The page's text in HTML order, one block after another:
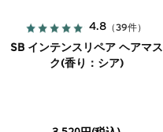
4.8 （39件）
SB インテンスリペア ヘアマス
ク(香り：シア)